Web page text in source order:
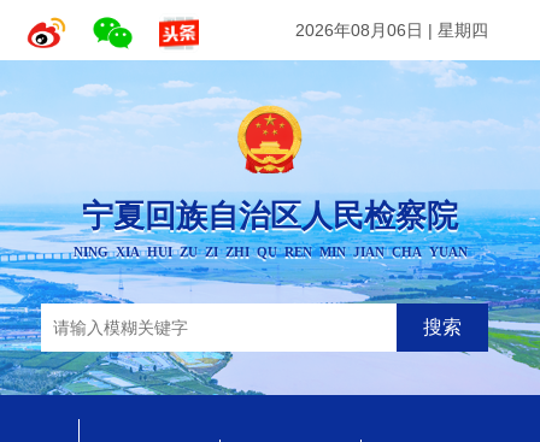
2026年08月06日 | 星期四
宁夏回族自治区人民检察院
NING XIA HUI ZU ZI ZHI QU REN MIN JIAN CHA YUAN
搜索